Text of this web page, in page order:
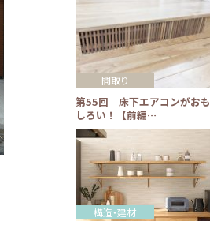
第55回 床下エアコンがおも
しろい！【前編…
間取り
構造・建材